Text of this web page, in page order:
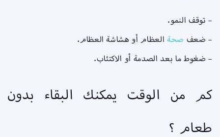
– توقف النمو.
– ضعف صحةالعظام أو هشاشة العظام.
– ضغوط ما بعد الصدمة أو الاكتئاب.
كم من الوقت يمكنك البقاء بدون
طعام ؟